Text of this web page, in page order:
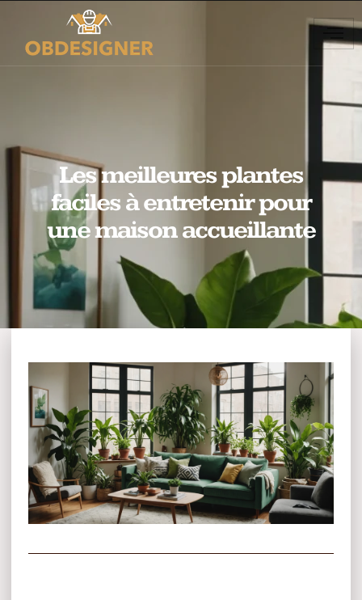
Les meilleures plantes
faciles à entretenir pour
une maison accueillante